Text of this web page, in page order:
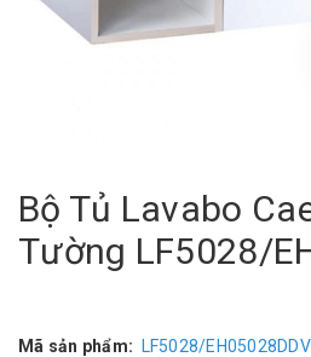
Bộ Tủ Lavabo
Tường LF5028/
Mã sản phẩm: LF5028/EH05028DDV